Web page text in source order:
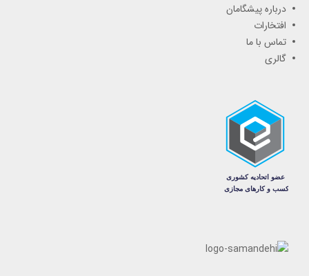
درباره پیشگامان
افتخارات
تماس با ما
گالری